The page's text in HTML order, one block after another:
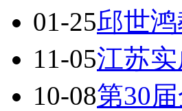
01-25邱世
11-05江苏
10-08第30